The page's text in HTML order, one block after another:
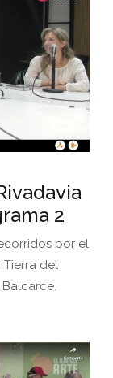
2
por el
Tierra del